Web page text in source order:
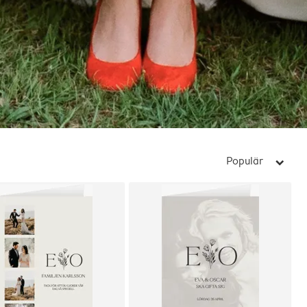
Populär arrow_right